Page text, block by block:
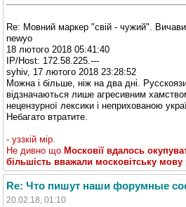
Re: Мовний маркер "свій - чужий".
newyo
18 лютого 2018 05:41:40
IP/Host: 172.58.225.---
syhiv, 17 лютого 2018 23:28:52
Можна і більше, ніж на два дні.
відзначаються лише агресивним
нецензурної лексики і неприхованою
Небагато втратите.
- уззкій мір.
Не дивно що Московії вдалось
більшість вважали московітську
Re: Что пишут наши форумные
20.02.18, 01:10